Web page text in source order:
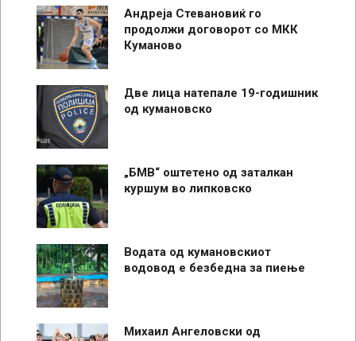
Андреја Стевановиќ го
продолжи договорот со МКК
Куманово
Две лица натепале 19-годишник
од кумановско
„БМВ“ оштетено од заталкан
куршум во липковско
Водата од кумановскиот
водовод е безбедна за пиење
Михаил Ангеловски од